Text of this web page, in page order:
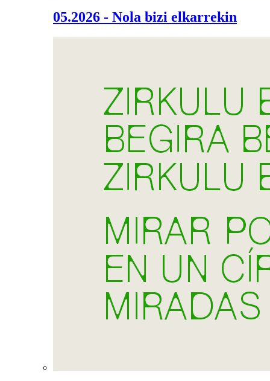
05.2026 - Nola bizi elkarrekin